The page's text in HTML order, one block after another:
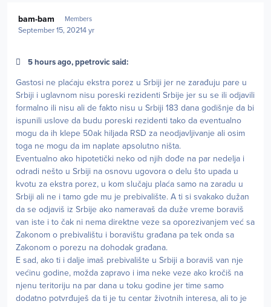
bam-bam Members
September 15, 20214 yr
5 hours ago, ppetrovic said:
Gastosi ne plaćaju ekstra porez u Srbiji jer ne zarađuju pare u
Srbiji i uglavnom nisu poreski rezidenti Srbije jer su se ili odjavili
formalno ili nisu ali de fakto nisu u Srbiji 183 dana godišnje da bi
ispunili uslove da budu poreski rezidenti tako da eventualno
mogu da ih klepe 50ak hiljada RSD za neodjavljivanje ali osim
toga ne mogu da im naplate apsolutno ništa.
Eventualno ako hipotetički neko od njih dođe na par nedelja i
odradi nešto u Srbiji na osnovu ugovora o delu što upada u
kvotu za ekstra porez, u kom slučaju plaća samo na zaradu u
Srbiji ali ne i tamo gde mu je prebivalište. A ti si svakako dužan
da se odjaviš iz Srbije ako nameravaš da duže vreme boraviš
van iste i to čak ni nema direktne veze sa oporezivanjem već sa
Zakonom o prebivalištu i boravištu građana pa tek onda sa
Zakonom o porezu na dohodak građana.
E sad, ako ti i dalje imaš prebivalište u Srbiji a boraviš van nje
većinu godine, možda zapravo i ima neke veze ako kročiš na
njenu teritoriju na par dana u toku godine jer time samo
dodatno potvrđuješ da ti je tu centar životnih interesa, ali to je